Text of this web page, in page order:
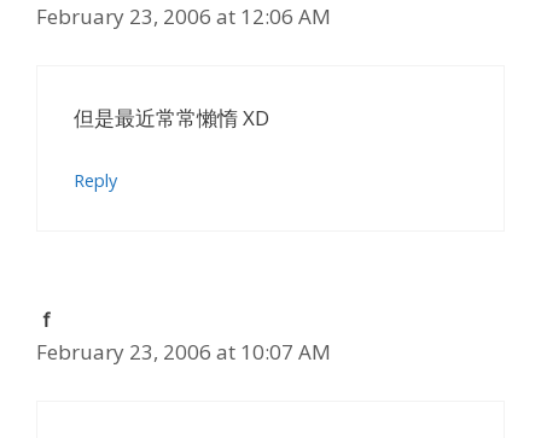
February 23, 2006 at 12:06 AM
但是最近常常懶惰 XD
Reply
ｆ
February 23, 2006 at 10:07 AM